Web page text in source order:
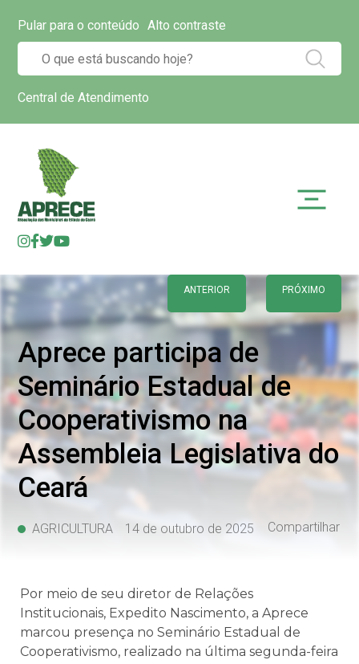
Pular para o conteúdo Alto contraste
Central de Atendimento
ANTERIOR PRÓXIMO
Aprece participa de
Seminário Estadual de
Cooperativismo na
Assembleia Legislativa do
Ceará
AGRICULTURA 14 de outubro de 2025 Compartilhar
Por meio de seu diretor de Relações
Institucionais, Expedito Nascimento, a Aprece
marcou presença no Seminário Estadual de
Cooperativismo, realizado na última segunda-feira